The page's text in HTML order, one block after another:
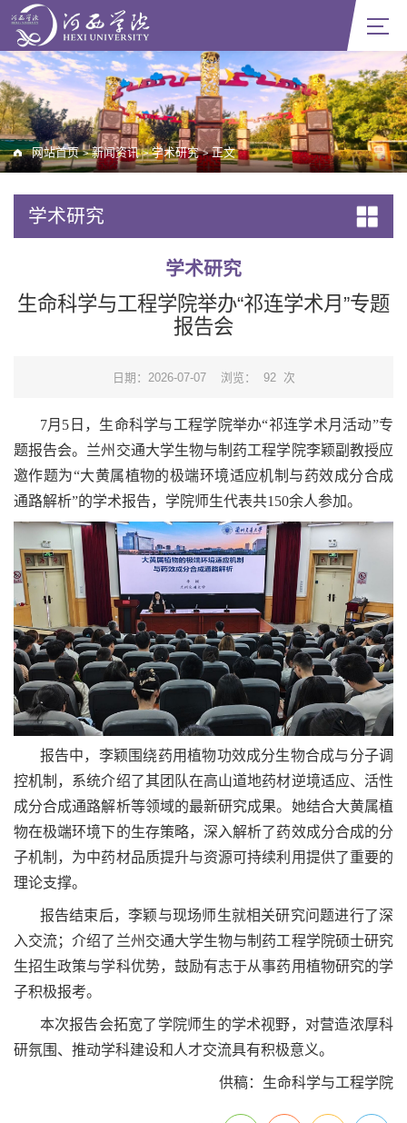
网站首页 > 新闻资讯 > 学术研究 > 正文
学术研究
学术研究
生命科学与工程学院举办“祁连学术月”专题
报告会
日期：2026-07-07 浏览： 92 次
7月5日，生命科学与工程学院举办“祁连学术月活动”专
题报告会。兰州交通大学生物与制药工程学院李颖副教授应
邀作题为“大黄属植物的极端环境适应机制与药效成分合成
通路解析”的学术报告，学院师生代表共150余人参加。
报告中，李颖围绕药用植物功效成分生物合成与分子调
控机制，系统介绍了其团队在高山道地药材逆境适应、活性
成分合成通路解析等领域的最新研究成果。她结合大黄属植
物在极端环境下的生存策略，深入解析了药效成分合成的分
子机制，为中药材品质提升与资源可持续利用提供了重要的
理论支撑。
报告结束后，李颖与现场师生就相关研究问题进行了深
入交流；介绍了兰州交通大学生物与制药工程学院硕士研究
生招生政策与学科优势，鼓励有志于从事药用植物研究的学
子积极报考。
本次报告会拓宽了学院师生的学术视野，对营造浓厚科
研氛围、推动学科建设和人才交流具有积极意义。
供稿：生命科学与工程学院